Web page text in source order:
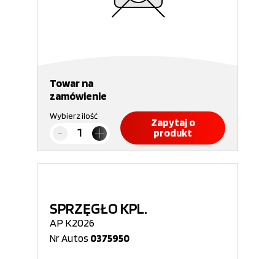
Towar na
zamówienie
Wybierz ilość
Zapytaj o
produkt
SPRZĘGŁO KPL.
AP K2026
Nr Autos 0375950